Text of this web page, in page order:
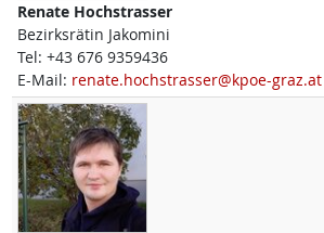
Renate Hochstrasser
Bezirksrätin Jakomini
Tel: +43 676 9359436
E-Mail: renate.hochstrasser@kpoe-graz.at